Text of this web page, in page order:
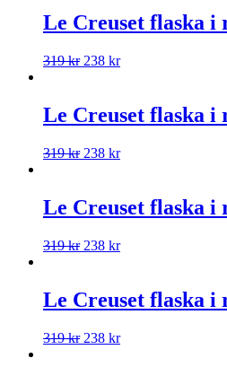
Le Creuset flaska
319kr 238 kr
Le Creuset flaska i
319kr 238 kr
Le Creuset flaska i
319kr 238 kr
Le Creuset flaska i
319kr 238 kr